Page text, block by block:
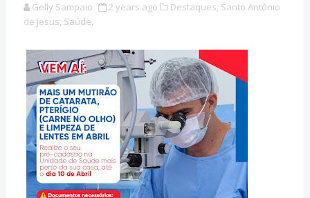
Gelly Sampaio 2 years ago Destaques, Santo Antônio
de Jesus, Saúde,